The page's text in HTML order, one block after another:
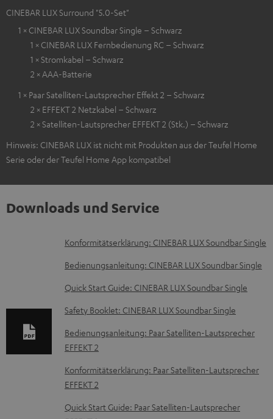
CINEBAR LUX Surround "5.0-Set"
1 × CINEBAR LUX Soundbar Single – Schwarz
1 × CINEBAR LUX Fernbedienung RC – Schwarz
1 × Stromkabel – Schwarz
2 × AAA-Batterie
1 × Paar Satelliten-Lautsprecher Effekt 2 – Schwarz
2 × EFFEKT 2 Netzkabel – Schwarz
2 × Satelliten-Lautsprecher EFFEKT 2 (Stk.) – Schwarz
Hinweis: CINEBAR LUX ist nicht mit Produkten aus der Teufel Home
Serie oder der Teufel Home App kompatibel
Downloads und Service
D
o
u
m
e
n
t
e
z
Konformitätserklärung: CINEBAR LUX Soundbar Single
Bedienungsanleitung: CINEBAR LUX Soundbar Single
Quick Start Guide: CINEBAR LUX Soundbar Single
Safety Booklet: CINEBAR LUX Soundbar Single
Bedienungsanleitung: Paar Satelliten-Lautsprecher
EFFEKT 2
Konformitätserklärung: Paar Satelliten-Lautsprecher
EFFEKT 2
Quick Start Guide: Paar Satelliten-Lautsprecher